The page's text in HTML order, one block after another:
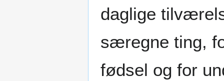
daglige
særegne ting,
fødsel og for